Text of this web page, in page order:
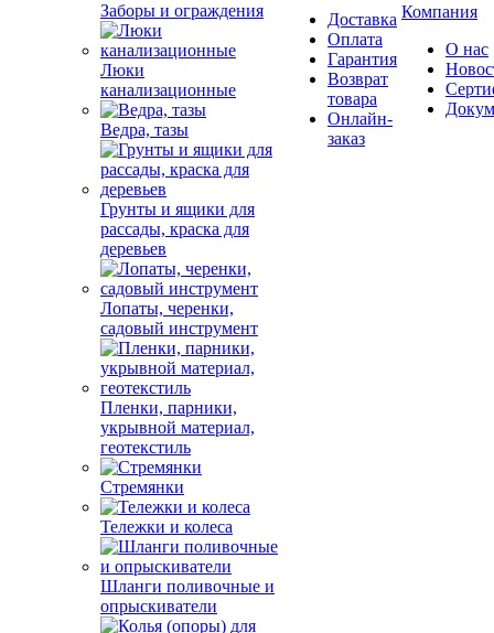
Заборы и ограждения
Люки
канализационные
Ведра, тазы
Грунты и ящики для
рассады, краска для
деревьев
Лопаты, черенки,
садовый инструмент
Пленки, парники,
укрывной материал,
геотекстиль
Стремянки
Тележки и колеса
Шланги поливочные и
опрыскиватели
Доставка
Оплата
Гарантия
Возврат
товара
Онлайн-
заказ
Компания
О нас